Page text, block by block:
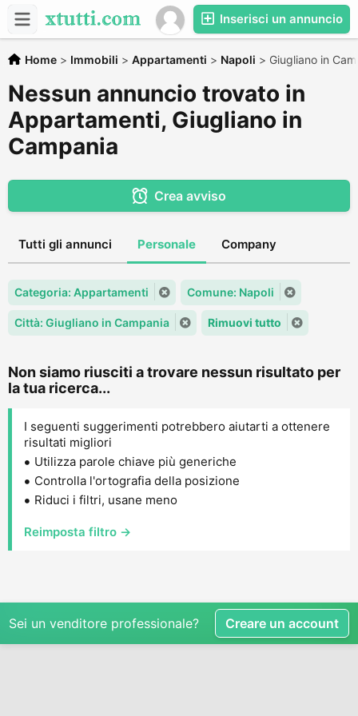
Inserisci un annuncio
Home > Immobili > Appartamenti > Napoli > Giugliano in
Nessun annuncio trovato in
Appartamenti, Giugliano in
Campania
Crea avviso
Tutti gli annunci Personale Company
Categoria: Appartamenti Comune: Napoli
Città: Giugliano in Campania Rimuovi tutto
Non siamo riusciti a trovare nessun risultato per
la tua ricerca...
I seguenti suggerimenti potrebbero aiutarti a ottenere
risultati migliori
Utilizza parole chiave più generiche
Controlla l'ortografia della posizione
Riduci i filtri, usane meno
Reimposta filtro →
Sei un venditore professionale? Creare un account